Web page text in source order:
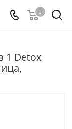
0
1 Detox